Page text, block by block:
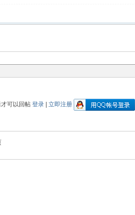
可以回帖 登录 立即注册